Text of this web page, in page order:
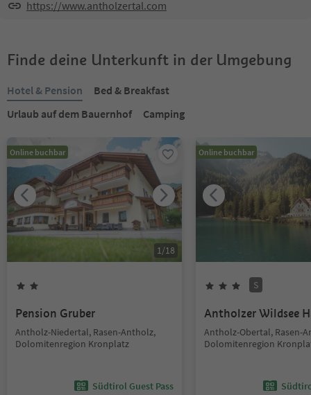
https://www.antholzertal.com
Finde deine Unterkunft in der Umgebung
Hotel & Pension
Bed & Breakfast
Urlaub auf dem Bauernhof
Camping
Online buchbar
1/18
Pension Gruber
Antholz-Niedertal, Rasen-Antholz,
Dolomitenregion Kronplatz
Südtirol Guest Pass
Online buchbar
S
Antholzer Wildsee
Antholz-Obertal, Rasen-
Dolomitenregion